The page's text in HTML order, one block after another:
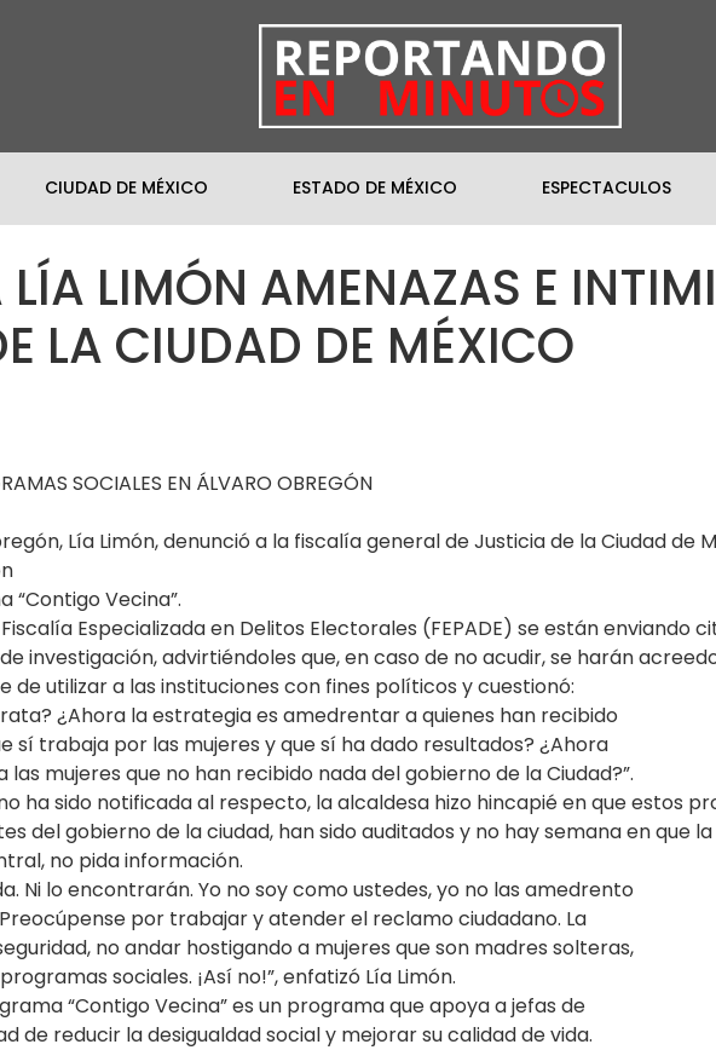
CIUDAD DE MÉXICO ESTADO DE MÉXICO ESPECTACULOS
LIMÓN AMENAZAS E
LA CIUDAD DE MÉXICO
SOCIALES EN ÁLVARO OBREGÓN
Lía Limón, denunció a la fiscalía general de Justicia de la Ciudad
“Contigo Vecina”.
Especializada en Delitos Electorales (FEPADE) se están enviando
investigación, advirtiéndoles que, en caso de no acudir, se harán
de utilizar a las instituciones con fines políticos y cuestionó:
¿Ahora la estrategia es amedrentar a quienes han recibido
sí trabaja por las mujeres y que sí ha dado resultados? ¿Ahora
mujeres que no han recibido nada del gobierno de la Ciudad?”.
ha sido notificada al respecto, la alcaldesa hizo hincapié en que estos
del gobierno de la ciudad, han sido auditados y no hay semana en que
no pida información.
Ni lo encontrarán. Yo no soy como ustedes, yo no las amedrento
por trabajar y atender el reclamo ciudadano. La
no andar hostigando a mujeres que son madres solteras,
sociales. ¡Así no!”, enfatizó Lía Limón.
“Contigo Vecina” es un programa que apoya a jefas de
de reducir la desigualdad social y mejorar su calidad de vida.